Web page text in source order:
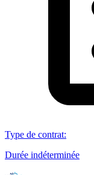
Type de contrat:
Durée indéterminée